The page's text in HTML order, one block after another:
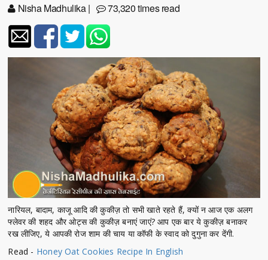
Nisha Madhulika| 73,320 times read
नारियल, बादाम, काजू आदि की कुकीज़ तो सभी खाते रहते हैं, क्यों न आज एक अलग
फ्लेवर की शहद और ओट्स की कुकीज़ बनाएं जाएं? आप एक बार ये कुकीज़ बनाकर
रख लीजिए, ये आपकी रोज शाम की चाय या कॉफी के स्वाद को दुगुना कर देंगी.
Read - Honey Oat Cookies Recipe In English